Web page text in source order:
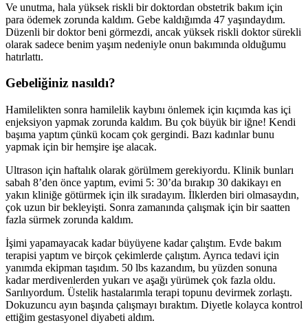
Ve unutma, hala yüksek riskli bir doktordan obstetrik bakım için
para ödemek zorunda kaldım. Gebe kaldığımda 47 yaşındaydım.
Düzenli bir doktor beni görmezdi, ancak yüksek riskli doktor sürekli
olarak sadece benim yaşım nedeniyle onun bakımında olduğumu
hatırlattı.
Gebeliğiniz nasıldı?
Hamilelikten sonra hamilelik kaybını önlemek için kıçımda kas içi
enjeksiyon yapmak zorunda kaldım. Bu çok büyük bir iğne! Kendi
başıma yaptım çünkü kocam çok gergindi. Bazı kadınlar bunu
yapmak için bir hemşire işe alacak.
Ultrason için haftalık olarak görülmem gerekiyordu. Klinik bunları
sabah 8’den önce yaptım, evimi 5: 30’da bırakıp 30 dakikayı en
yakın kliniğe götürmek için ilk sıradayım. İlklerden biri olmasaydın,
çok uzun bir bekleyişti. Sonra zamanında çalışmak için bir saatten
fazla sürmek zorunda kaldım.
İşimi yapamayacak kadar büyüyene kadar çalıştım. Evde bakım
terapisi yaptım ve birçok çekimlerde çalıştım. Ayrıca tedavi için
yanımda ekipman taşıdım. 50 lbs kazandım, bu yüzden sonuna
kadar merdivenlerden yukarı ve aşağı yürümek çok fazla oldu.
Sarılıyordum. Üstelik hastalarımla terapi topunu devirmek zorlaştı.
Dokuzuncu ayın başında çalışmayı bıraktım. Diyetle kolayca kontrol
ettiğim gestasyonel diyabeti aldım.